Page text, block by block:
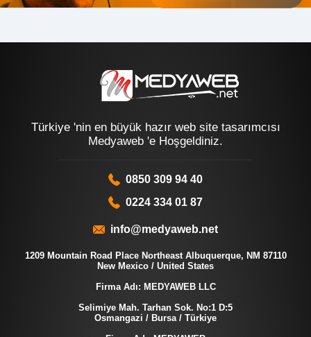
Türkiye 'nin en büyük hazır web site tasarımcısı
Medyaweb 'e Hoşgeldiniz.
0850 309 94 40
0224 334 01 87
info@medyaweb.net
1209 Mountain Road Place Northeast Albuquerque, NM 87110
New Mexico / United States
Firma Adı: MEDYAWEB LLC
Selimiye Mah. Tarhan Sok. No:1 D:5
Osmangazi / Bursa / Türkiye